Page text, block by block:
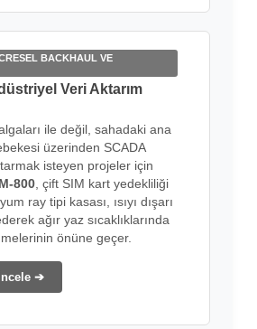
BACKHAUL VE
Veri Aktarım
ile değil, sahadaki ana
üzerinden SCADA
isteyen projeler için
800, çift SIM kart yedekliliği
ray tipi kasası, ısıyı dışarı
ağır yaz sıcaklıklarında
önüne geçer.
➔